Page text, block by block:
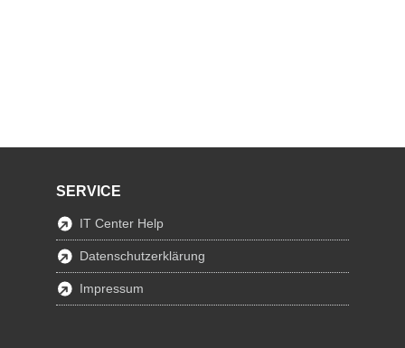
SERVICE
IT Center Help
Datenschutzerklärung
Impressum